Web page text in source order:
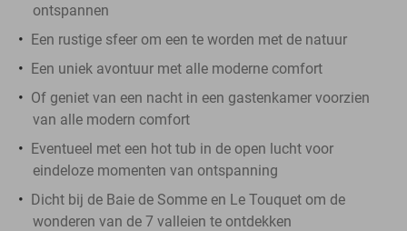
ontspannen
Een rustige sfeer om een te worden met de natuur
Een uniek avontuur met alle moderne comfort
Of geniet van een nacht in een gastenkamer voorzien
van alle modern comfort
Eventueel met een hot tub in de open lucht voor
eindeloze momenten van ontspanning
Dicht bij de Baie de Somme en Le Touquet om de
wonderen van de 7 valleien te ontdekken